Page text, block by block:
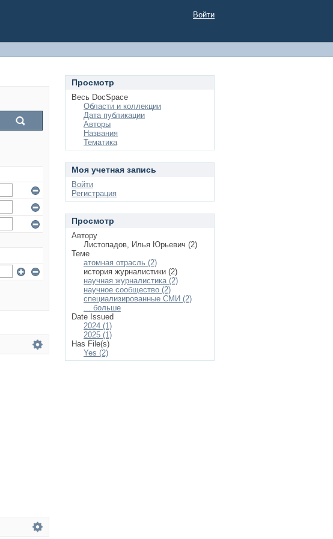
Войти
Просмотр
Весь DocSpace
Области и коллекции
Дата публикации
Авторы
Названия
Тематика
Моя учетная запись
Войти
Регистрация
Просмотр
Автору
Листопадов, Илья Юрьевич (2)
Теме
атомная отрасль (2)
история журналистики (2)
научная журналистика (2)
научное сообщество (2)
специализированные СМИ (2)
... больше
Date Issued
2024 (1)
2025 (1)
Has File(s)
Yes (2)